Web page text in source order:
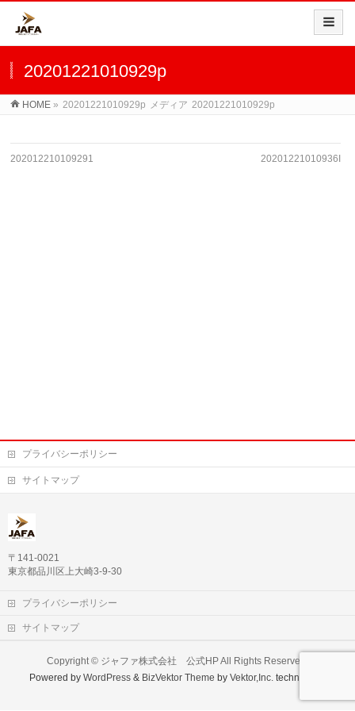
20201221010929p
HOME » 20201221010929p メディア 20201221010929p
202012210109291 20201221010936I
プライバシーポリシー
サイトマップ
〒141-0021
東京都品川区上大崎3-9-30
プライバシーポリシー
サイトマップ
Copyright © ジャファ株式会社 公式HPAll Rights Reserved.
Powered byWordPress & BizVektor Theme byVektor,Inc. technology.